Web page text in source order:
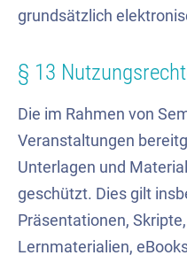
grundsätzlich
§ 13
Die im Rahmen von
Veranstaltungen
Unterlagen und
geschützt. Dies gilt
Präsentationen,
Lernmaterialien,